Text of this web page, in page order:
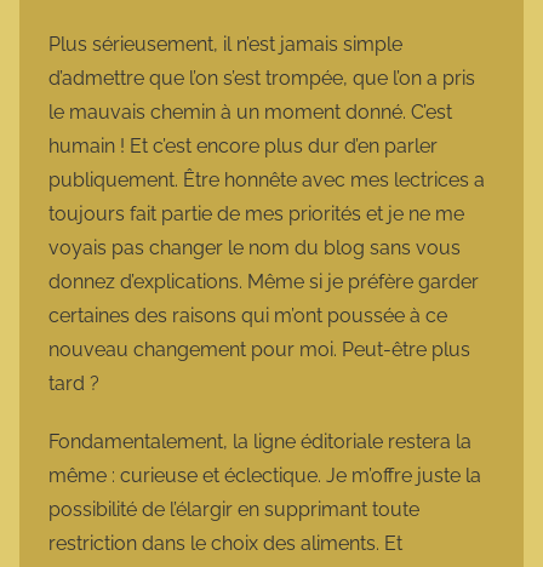
Plus sérieusement, il n’est jamais simple
d’admettre que l’on s’est trompée, que l’on a pris
le mauvais chemin à un moment donné. C’est
humain ! Et c’est encore plus dur d’en parler
publiquement. Être honnête avec mes lectrices a
toujours fait partie de mes priorités et je ne me
voyais pas changer le nom du blog sans vous
donnez d’explications. Même si je préfère garder
certaines des raisons qui m’ont poussée à ce
nouveau changement pour moi. Peut-être plus
tard ?
Fondamentalement, la ligne éditoriale restera la
même : curieuse et éclectique. Je m’offre juste la
possibilité de l’élargir en supprimant toute
restriction dans le choix des aliments. Et